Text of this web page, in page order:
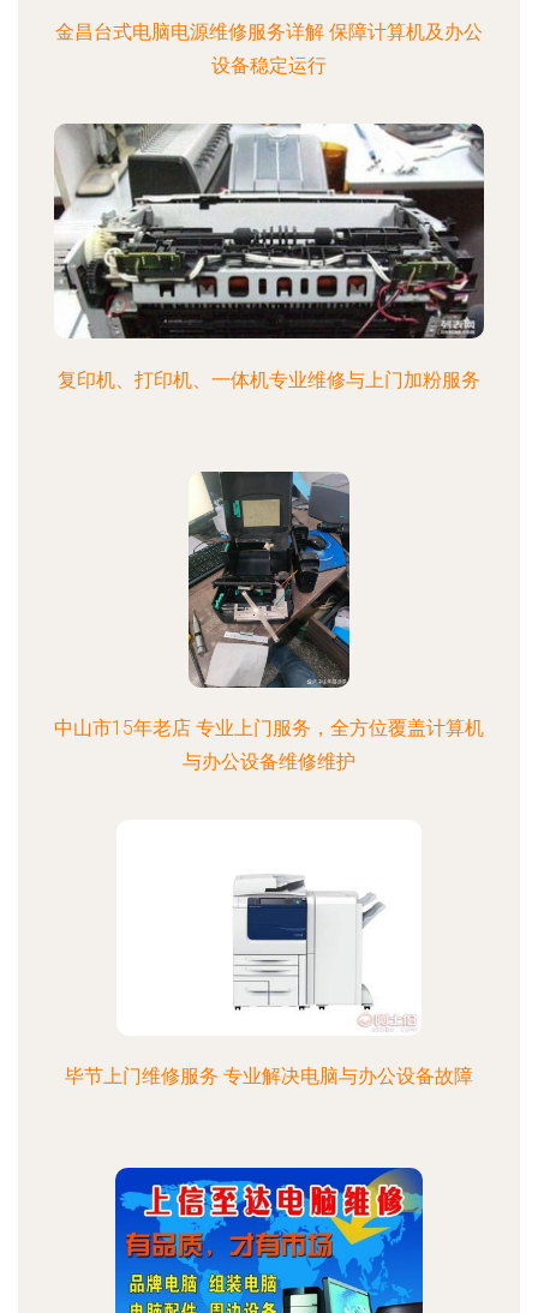
金昌台式电脑电源维修服务详解 保障计算机及办公
设备稳定运行
复印机、打印机、一体机专业维修与上门加粉服务
中山市15年老店 专业上门服务，全方位覆盖计算机
与办公设备维修维护
毕节上门维修服务 专业解决电脑与办公设备故障